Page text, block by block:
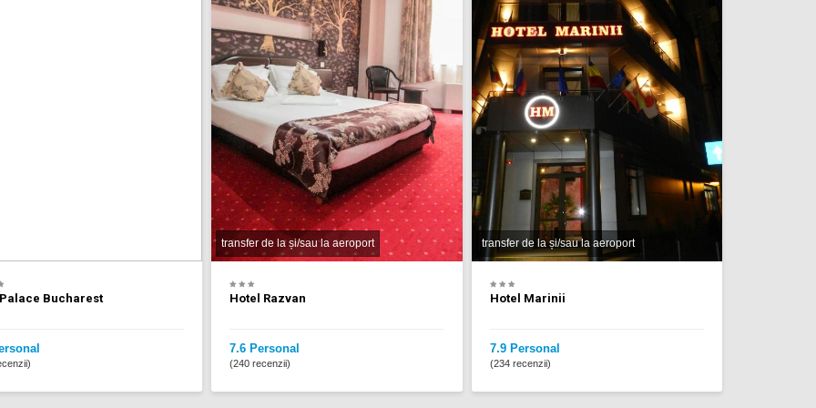
Bucharest
transfer de la și/sau la aeroport
Hotel Razvan
7.6 Personal
(240 recenzii)
transfer de la și/sau la aeroport
Hotel Marinii
7.9 Personal
(234 recenzii)